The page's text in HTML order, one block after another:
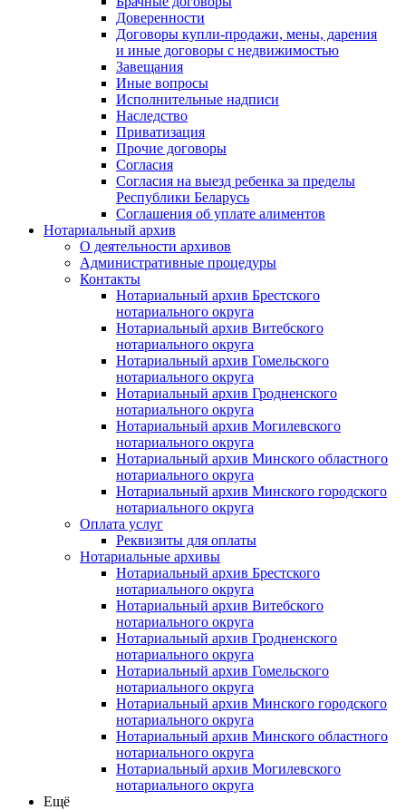
Доверенности
Договоры купли-продажи, мены, дарения
и иные договоры с недвижимостью
Завещания
Иные вопросы
Исполнительные надписи
Наследство
Приватизация
Прочие договоры
Согласия
Согласия на выезд ребенка за пределы
Республики Беларусь
Соглашения об уплате алиментов
Нотариальный архив
О деятельности архивов
Административные процедуры
Контакты
Нотариальный архив Брестского
нотариального округа
Нотариальный архив Витебского
нотариального округа
Нотариальный архив Гомельского
нотариального округа
Нотариальный архив Гродненского
нотариального округа
Нотариальный архив Могилевского
нотариального округа
Нотариальный архив Минского областного
нотариального округа
Нотариальный архив Минского городского
нотариального округа
Оплата услуг
Реквизиты для оплаты
Нотариальные архивы
Нотариальный архив Брестского
нотариального округа
Нотариальный архив Витебского
нотариального округа
Нотариальный архив Гродненского
нотариального округа
Нотариальный архив Гомельского
нотариального округа
Нотариальный архив Минского городского
нотариального округа
Нотариальный архив Минского областного
нотариального округа
Нотариальный архив Могилевского
нотариального округа
Ещё